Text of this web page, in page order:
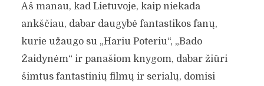
Aš manau, kad Lietuvoje, kaip niekada
ankščiau, dabar daugybė fantastikos fanų,
kurie užaugo su „Hariu Poteriu“, „Bado
Žaidynėm“ ir panašiom knygom, dabar žiūri
šimtus fantastinių filmų ir serialų, domisi